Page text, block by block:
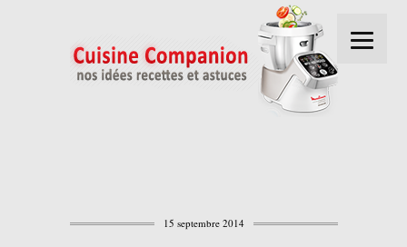
15 septembre 2014